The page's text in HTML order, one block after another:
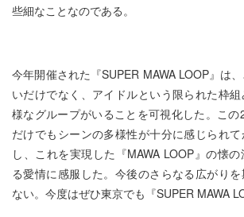
些細なことなのである。
今年開催された『SUPER MAWA LOOP』は
いだけでなく、アイドルという限られた枠
様なグループがいることを可視化した。こ
だけでもシーンの多様性が十分に感じられ
し、これを実現した『MAWA LOOP』の懐
る愛情に感服した。今後のさらなる広がり
ない。今度はぜひ東京でも『SUPER MAWA